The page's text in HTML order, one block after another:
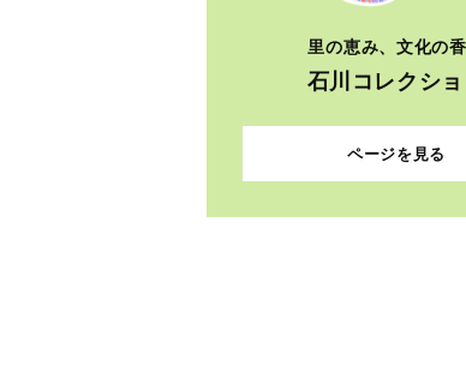
里の恵み、文化の
石川コレクシ
ページを見る